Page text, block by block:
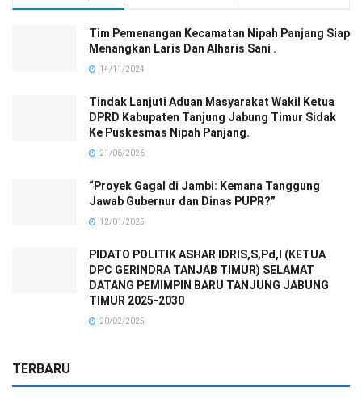
Tim Pemenangan Kecamatan Nipah Panjang Siap
Menangkan Laris Dan Alharis Sani .
14/11/2024
Tindak Lanjuti Aduan Masyarakat Wakil Ketua
DPRD Kabupaten Tanjung Jabung Timur Sidak
Ke Puskesmas Nipah Panjang.
21/06/2026
“Proyek Gagal di Jambi: Kemana Tanggung
Jawab Gubernur dan Dinas PUPR?”
12/01/2025
PIDATO POLITIK ASHAR IDRIS,S,Pd,I (KETUA
DPC GERINDRA TANJAB TIMUR) SELAMAT
DATANG PEMIMPIN BARU TANJUNG JABUNG
TIMUR 2025-2030
20/02/2025
TERBARU